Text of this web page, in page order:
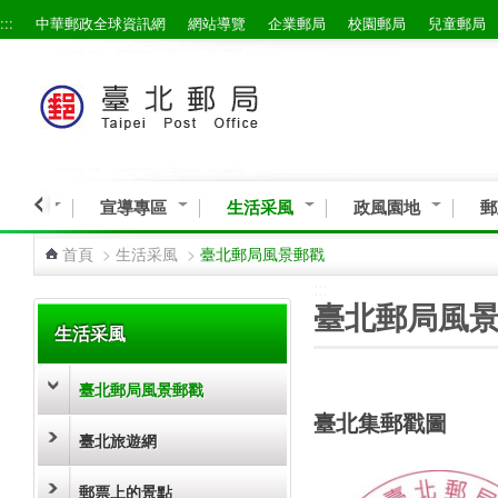
跳到主要內容區塊
::: 中華郵政全球資訊網 網站導覽 企業郵局 校園郵局 兒童郵局
活動 宣導專區 生活采風 政風園地
首頁 > 生活采風 > 臺北郵局風景郵戳
生活采風
臺北郵局風景郵戳
臺北旅遊網
郵票上的景點
臺北郵局風
臺北集郵戳圖